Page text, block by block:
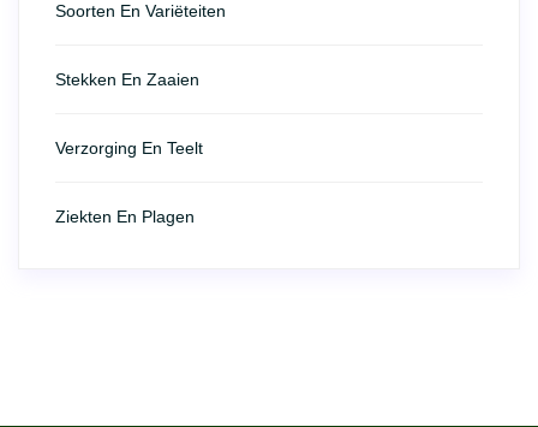
Soorten En Variëteiten
Stekken En Zaaien
Verzorging En Teelt
Ziekten En Plagen